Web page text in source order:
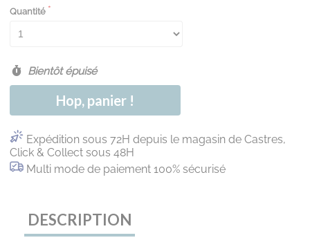
Quantité
Bientôt épuisé
Hop, panier !
Expédition sous 72H depuis le magasin de Castres,
Click & Collect sous 48H
Multi mode de paiement 100% sécurisé
DESCRIPTION